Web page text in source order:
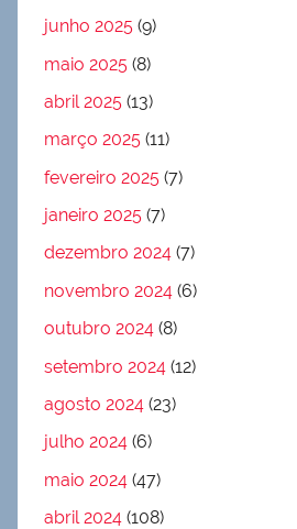
junho 2025 (9)
maio 2025 (8)
abril 2025 (13)
março 2025 (11)
fevereiro 2025 (7)
janeiro 2025 (7)
dezembro 2024 (7)
novembro 2024 (6)
outubro 2024 (8)
setembro 2024 (12)
agosto 2024 (23)
julho 2024 (6)
maio 2024 (47)
abril 2024 (108)